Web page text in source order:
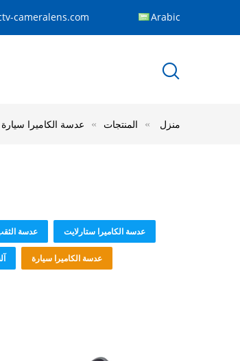
cameralens.com Arabic
منزل المنتجات عدسة الكاميرا سيارة
عدسة الثقب عدسة الكاميرا ستارلايت
عدسة الكاميرا سيارة